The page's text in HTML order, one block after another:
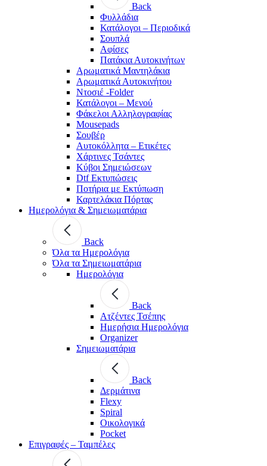
Back
Φυλλάδια
Κατάλογοι – Περιοδικά
Σουπλά
Αφίσες
Πατάκια Αυτοκινήτων
Αρωματικά Μαντηλάκια
Αρωματικά Αυτοκινήτου
Ντοσιέ -Folder
Κατάλογοι – Μενού
Φάκελοι Αλληλογραφίας
Mousepads
Σουβέρ
Αυτοκόλλητα – Ετικέτες
Χάρτινες Τσάντες
Κύβοι Σημειώσεων
Dtf Εκτυπώσεις
Ποτήρια με Εκτύπωση
Καρτελάκια Πόρτας
Ημερολόγια & Σημειωματάρια
Back
Όλα τα Ημερολόγια
Όλα τα Σημειωματάρια
Ημερολόγια
Back
Ατζέντες Τσέπης
Ημερήσια Ημερολόγια
Organizer
Σημειωματάρια
Back
Δερμάτινα
Flexy
Spiral
Οικολογικά
Pocket
Επιγραφές – Ταμπέλες